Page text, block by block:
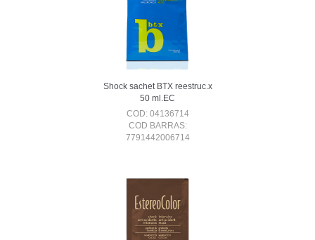
Shock sachet BTX reestruc.x
50 ml.EC
COD: 04136714
COD BARRAS:
7791442006714